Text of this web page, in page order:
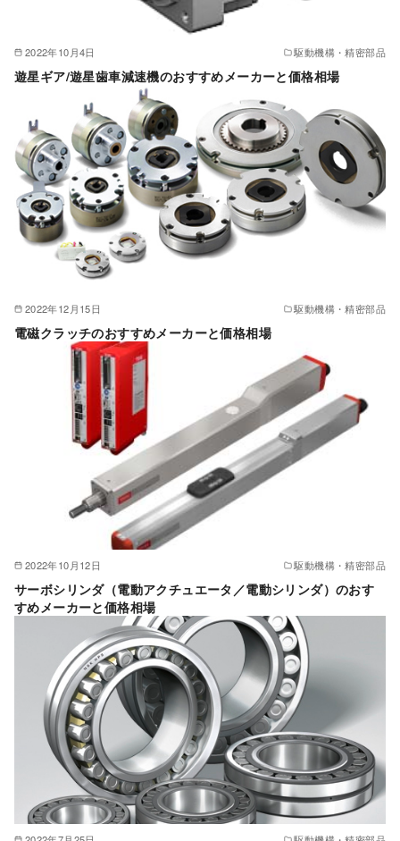
2022年10月4日 駆動機構・精密部品
遊星ギア/遊星歯車減速機のおすすめメーカーと価格相場
2022年12月15日 駆動機構・精密部品
電磁クラッチのおすすめメーカーと価格相場
2022年10月12日 駆動機構・精密部品
サーボシリンダ（電動アクチュエータ／電動シリンダ）のおす
すめメーカーと価格相場